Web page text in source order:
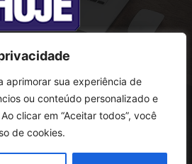
aprimorar sua experiência de
ou conteúdo personalizado e
clicar em “Aceitar todos”, você
de cookies.
NÓS
Antonio Prado, 121